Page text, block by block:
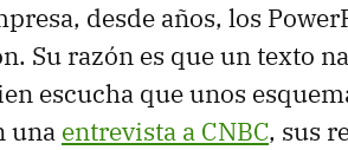
desde años, los
Su razón es que un texto
escucha que unos
una entrevista a CNBC, sus